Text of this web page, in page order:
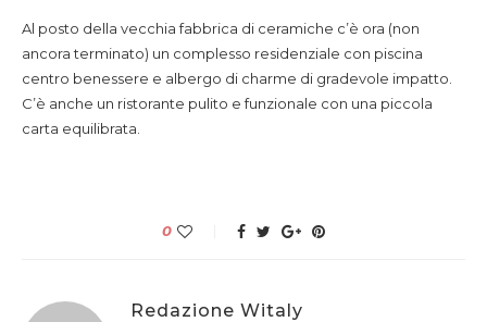
Al posto della vecchia fabbrica di ceramiche c’è ora (non
ancora terminato) un complesso residenziale con piscina
centro benessere e albergo di charme di gradevole impatto.
C’è anche un ristorante pulito e funzionale con una piccola
carta equilibrata.
0
Redazione Witaly